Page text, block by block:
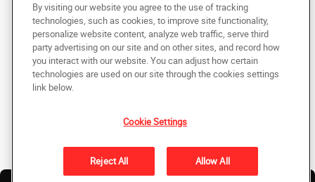
Copyright © 2024 AlphaGraphics Printshops do Brasil. Todos os direitos
reservados.
Avenida das Nações Unidas, 12901 - Loja 145
De volta ao topo
Política de Privacidade
copiada, fotocopiada, reproduzida, traduzida ou reduzida a qualquer meio
eletrônico ou forma legível por máquina, no todo ou em parte, sem o
consentimento prévio por escrito da AlphaGraphics Brasil.
By visiting our website you agree to the use of tracking
technologies, such as cookies, to improve site functionality,
personalize website content, analyze web traffic, serve third
party advertising on our site and on other sites, and record how
you interact with our website. You can adjust how certain
technologies are used on our site through the cookies settings
link below.
Cookie Settings
Reject All Allow All